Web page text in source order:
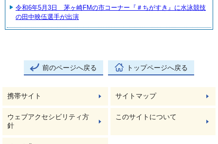
令和6年5月3日 茅ヶ崎FMの市コーナー『＃ちがすき』に水泳競技
の田中映伍選手が出演
前のページへ戻る トップページへ戻る
携帯サイト サイトマップ
ウェブアクセシビリティ方
針
このサイトについて